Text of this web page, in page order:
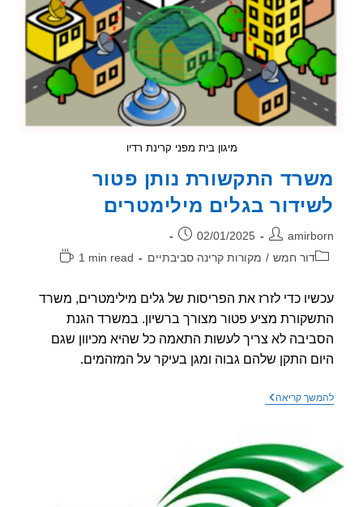
מיגון בית מפני קרינת רדיו
התקשורת נותן פטור
בגלים מילימטרים
פורסם:
02/01/2025
דור חמש / מקורות קרינה סביבתיים
זמן
1 min read
כדי לזרז את הפריסות של גלים מילימטרים, משרד
מציע פטור מצורך ברשיון. במשרד הגנת
לא צריך לעשות התאמה כל שהיא מכיוון שגם
התקן שלהם גבוה ומגן בעיקר על המזהמים.
קריאהמשרד
לשידור
בגלים
מילימטרים